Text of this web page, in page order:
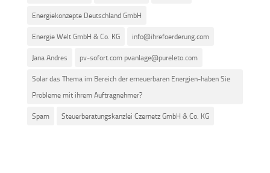
Energiekonzepte Deutschland GmbH
Energie Welt GmbH & Co. KG info@ihrefoerderung.com
Jana Andres pv-sofort.com pvanlage@pureleto.com
Solar das Thema im Bereich der erneuerbaren Energien-haben Sie
Probleme mit ihrem Auftragnehmer?
Spam Steuerberatungskanzlei Czernetz GmbH & Co. KG